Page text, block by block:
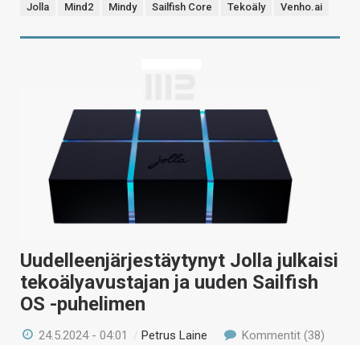
Jolla Mind2 Mindy Sailfish Core Tekoäly Venho.ai
Uudelleenjärjestäytynyt Jolla julkaisi
tekoälyavustajan ja uuden Sailfish
OS -puhelimen
24.5.2024 - 04:01 /Petrus Laine Kommentit (38)